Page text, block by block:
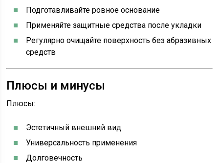
Подготавливайте ровное основание
Применяйте защитные средства после укладки
Регулярно очищайте поверхность без абразивных
средств
Плюсы и минусы
Плюсы:
Эстетичный внешний вид
Универсальность применения
Долговечность